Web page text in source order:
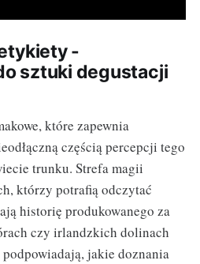
-
sztuki degustacji
które zapewnia
częścią percepcji tego
trunku. Strefa magii
którzy potrafią odczytać
historię produkowanego za
czy irlandzkich dolinach
podpowiadają, jakie doznania